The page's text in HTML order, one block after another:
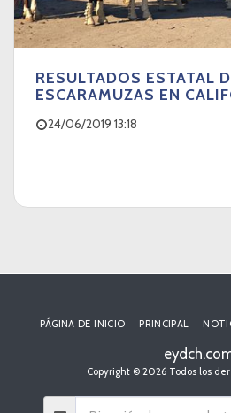
RESULTADOS ESTATAL
ESCARAMUZAS EN
24/06/2019 13:18
Copyright © 2026 Todos los
PÁGINA DE INICIO PRINCIPAL